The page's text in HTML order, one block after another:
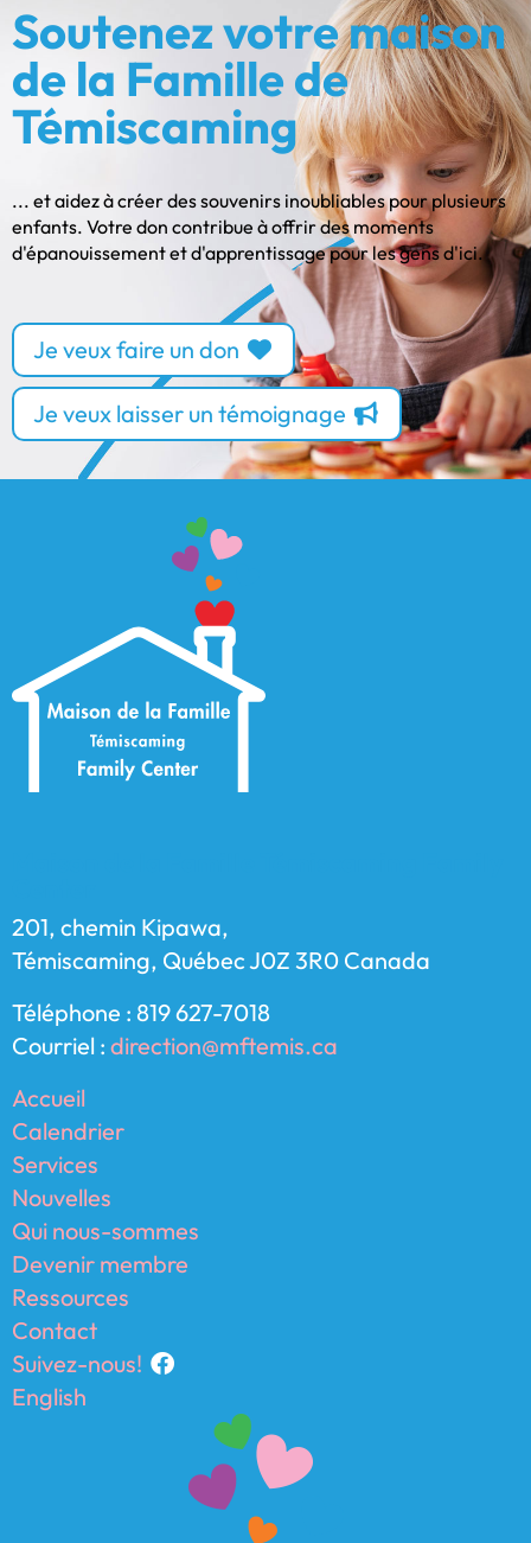
Soutenez votre maison
de la Famille de
Témiscaming
... et aidez à créer des souvenirs inoubliables pour plusieurs
enfants. Votre don contribue à offrir des moments
d'épanouissement et d'apprentissage pour les gens d'ici.
Je veux faire un don
Je veux laisser un témoignage
201, chemin Kipawa,
Témiscaming, Québec J0Z 3R0 Canada
Téléphone : 819 627-7018
Courriel : direction@mftemis.ca
Accueil
Calendrier
Services
Nouvelles
Qui nous-sommes
Devenir membre
Ressources
Contact
Suivez-nous!
English